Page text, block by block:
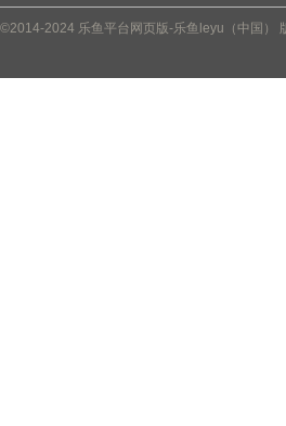
©2014-2024 乐鱼平台网页版-乐鱼leyu（中国）